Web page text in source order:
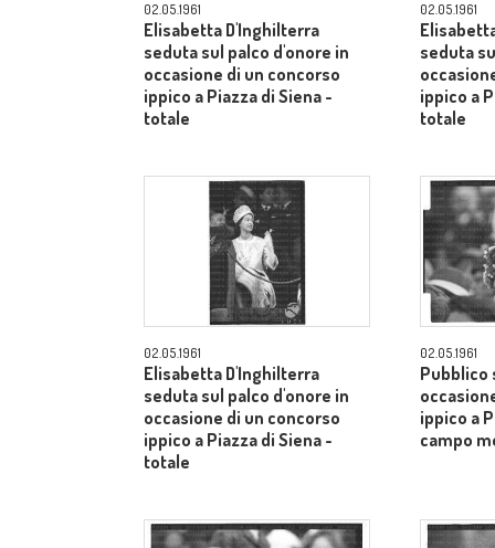
02.05.1961
Elisabetta D'Inghilterra
seduta sul palco d'onore in
occasione di un concorso
ippico a Piazza di Siena -
totale
02.05.1961
seduta
ippico a
totale
02.05.1961
Elisabetta D'Inghilterra
seduta sul palco d'onore in
occasione di un concorso
ippico a Piazza di Siena -
totale
02.05.1961
Pubblico
ippico a
campo